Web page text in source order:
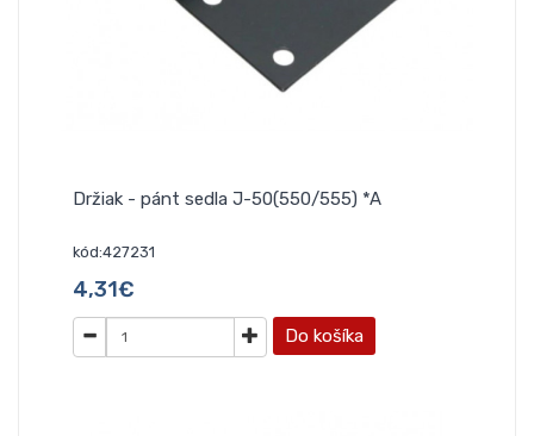
Držiak - pánt sedla J-50(550/555) *A
kód:427231
4,31€
Do košíka